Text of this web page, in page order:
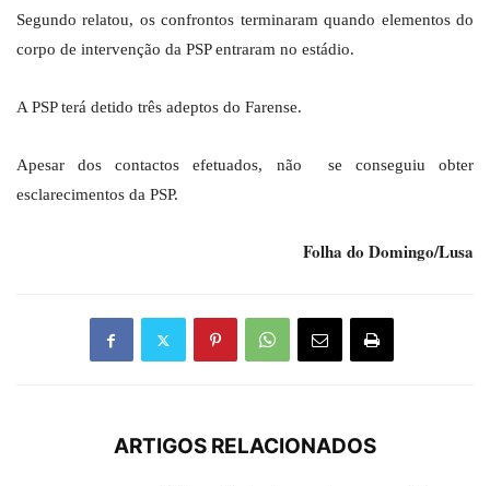
Segundo relatou, os confrontos terminaram quando elementos do
corpo de intervenção da PSP entraram no estádio.
A PSP terá detido três adeptos do Farense.
Apesar dos contactos efetuados, não se conseguiu obter
esclarecimentos da PSP.
Folha do Domingo/Lusa
ARTIGOS RELACIONADOS